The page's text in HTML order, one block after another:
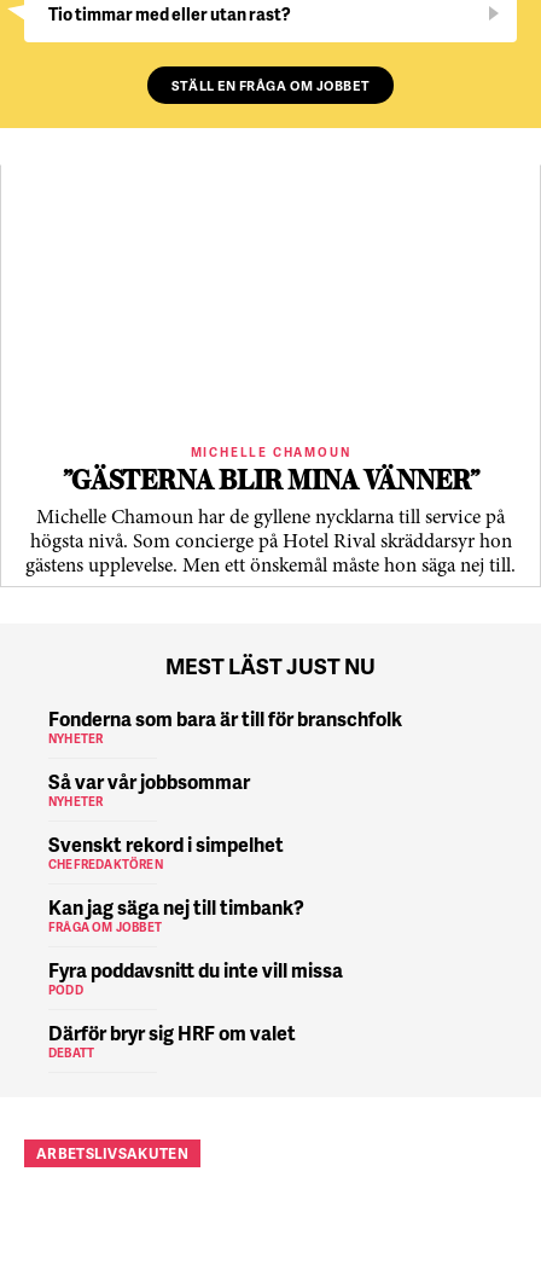
Tio timmar med eller utan rast?
STÄLL EN FRÅGA OM JOBBET
MICHELLE CHAMOUN
”GÄSTERNA BLIR MINA VÄNNER”
Michelle Chamoun har de gyllene nycklarna till service på
högsta nivå. Som concierge på Hotel Rival skräddarsyr hon
gästens upp­levelse. Men ett önskemål måste hon säga nej till.
MEST LÄST JUST NU
Fonderna som bara är till för branschfolk
NYHETER
Så var vår jobbsommar
NYHETER
Svenskt rekord i simpelhet
CHEFREDAKTÖREN
Kan jag säga nej till timbank?
FRÅGA OM JOBBET
Fyra poddavsnitt du inte vill missa
PODD
Därför bryr sig HRF om valet
DEBATT
ARBETSLIVSAKUTEN